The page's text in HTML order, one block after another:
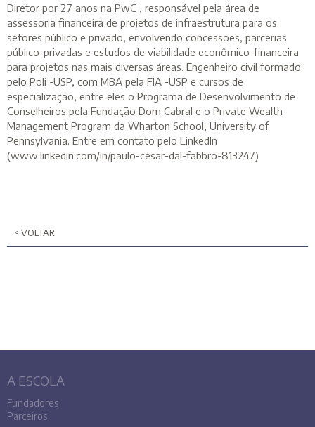
Diretor por 27 anos na PwC , responsável pela área de
assessoria financeira de projetos de infraestrutura para os
setores público e privado, envolvendo concessões, parcerias
público-privadas e estudos de viabilidade econômico-financeira
para projetos nas mais diversas áreas. Engenheiro civil formado
pelo Poli -USP, com MBA pela FIA -USP e cursos de
especialização, entre eles o Programa de Desenvolvimento de
Conselheiros pela Fundação Dom Cabral e o Private Wealth
Management Program da Wharton School, University of
Pennsylvania. Entre em contato pelo LinkedIn
(www.linkedin.com/in/paulo-césar-dal-fabbro-813247)
< VOLTAR
A ESCOLA
Fundadores
Parceiros